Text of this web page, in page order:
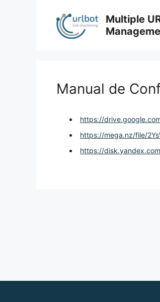
Multiple
Manual de
https://
https://mega.nz/file/
https://